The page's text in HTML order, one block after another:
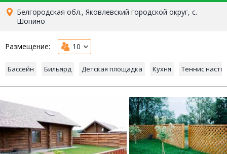
Белгородская обл., Яковлевский городской округ, с.
Шопино
Размещение: 10
Бассейн Бильярд Детская площадка Кухня Теннис